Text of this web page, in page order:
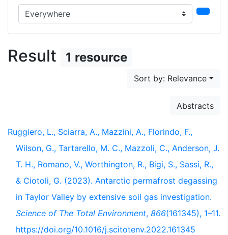
Search in...
Result 1 resource
Sort by: Relevance
Abstracts
Ruggiero, L., Sciarra, A., Mazzini, A., Florindo, F.,
Wilson, G., Tartarello, M. C., Mazzoli, C., Anderson, J.
T. H., Romano, V., Worthington, R., Bigi, S., Sassi, R.,
& Ciotoli, G. (2023). Antarctic permafrost degassing
in Taylor Valley by extensive soil gas investigation.
Science of The Total Environment, 866(161345), 1–11.
https://doi.org/10.1016/j.scitotenv.2022.161345